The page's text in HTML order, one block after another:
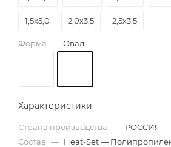
1,5х5,0 2,0х3,5 2,5х3,5
Форма — Овал
Характеристики
Страна производства — РОССИЯ
Состав — Heat-Set —